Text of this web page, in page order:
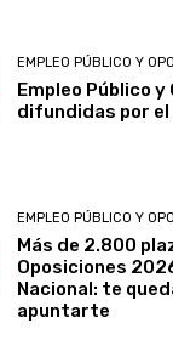
EMPLEO PÚBLICO Y
Empleo Público y
difundidas por el
EMPLEO PÚBLICO Y
Más de 2.800
Oposiciones
Nacional: te
apuntarte